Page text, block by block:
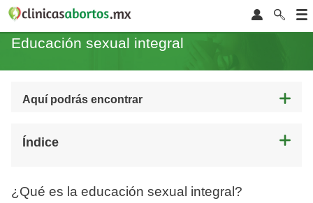
Educación sexual integral
Aquí podrás encontrar
Índice
¿Qué es la educación sexual integral?